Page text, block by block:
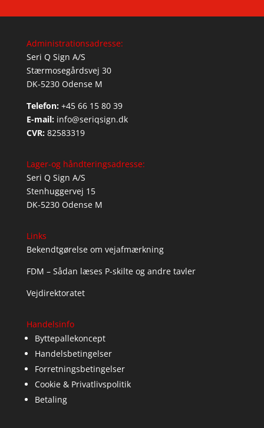
Administrationsadresse:
Seri Q Sign A/S
Stærmosegårdsvej 30
DK-5230 Odense M
Telefon: +45 66 15 80 39
E-mail: info@seriqsign.dk
CVR: 82583319
Lager-og håndteringsadresse:
Seri Q Sign A/S
Stenhuggervej 15
DK-5230 Odense M
Links
Bekendtgørelse om vejafmærkning
FDM – Sådan læses P-skilte og andre tavler
Vejdirektoratet
Handelsinfo
Byttepallekoncept
Handelsbetingelser
Forretningsbetingelser
Cookie & Privatlivspolitik
Betaling